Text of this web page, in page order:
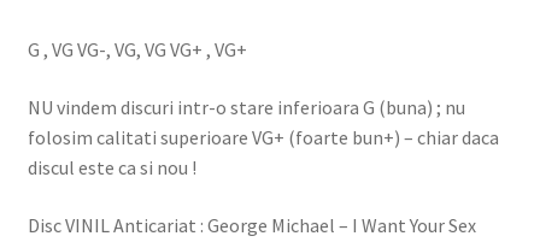
G , VG VG-, VG, VG VG+ , VG+
NU vindem discuri intr-o stare inferioara G (buna) ; nu
folosim calitati superioare VG+ (foarte bun+) – chiar daca
discul este ca si nou !
Disc VINIL Anticariat : George Michael – I Want Your Sex